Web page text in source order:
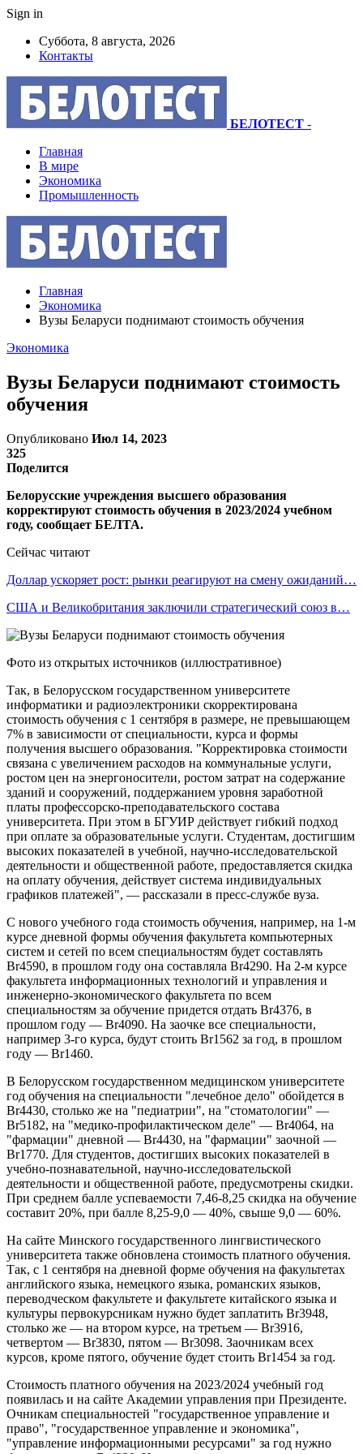
Sign in
Суббота, 8 августа, 2026
Контакты
БЕЛОТЕСТ -
Главная
В мире
Экономика
Промышленность
Главная
Экономика
Вузы Беларуси поднимают стоимость обучения
Экономика
Вузы Беларуси поднимают стоимость
обучения
Опубликовано Июл 14, 2023
325
Поделится
Белорусские учреждения высшего образования
корректируют стоимость обучения в 2023/2024 учебном
году, сообщает БЕЛТА.
Сейчас читают
Доллар ускоряет рост: рынки реагируют на смену ожиданий…
США и Великобритания заключили стратегический союз в…
Фото из открытых источников (иллюстративное)
Так, в Белорусском государственном университете
информатики и радиоэлектроники скорректирована
стоимость обучения с 1 сентября в размере, не превышающем
7% в зависимости от специальности, курса и формы
получения высшего образования. "Корректировка стоимости
связана с увеличением расходов на коммунальные услуги,
ростом цен на энергоносители, ростом затрат на содержание
зданий и сооружений, поддержанием уровня заработной
платы профессорско-преподавательского состава
университета. При этом в БГУИР действует гибкий подход
при оплате за образовательные услуги. Студентам, достигшим
высоких показателей в учебной, научно-исследовательской
деятельности и общественной работе, предоставляется скидка
на оплату обучения, действует система индивидуальных
графиков платежей", — рассказали в пресс-службе вуза.
С нового учебного года стоимость обучения, например, на 1-м
курсе дневной формы обучения факультета компьютерных
систем и сетей по всем специальностям будет составлять
Br4590, в прошлом году она составляла Br4290. На 2-м курсе
факультета информационных технологий и управления и
инженерно-экономического факультета по всем
специальностям за обучение придется отдать Br4376, в
прошлом году — Br4090. На заочке все специальности,
например 3-го курса, будут стоить Br1562 за год, в прошлом
году — Br1460.
В Белорусском государственном медицинском университете
год обучения на специальности "лечебное дело" обойдется в
Br4430, столько же на "педиатрии", на "стоматологии" —
Br5182, на "медико-профилактическом деле" — Br4064, на
"фармации" дневной — Br4430, на "фармации" заочной —
Br1770. Для студентов, достигших высоких показателей в
учебно-познавательной, научно-исследовательской
деятельности и общественной работе, предусмотрены скидки.
При среднем балле успеваемости 7,46-8,25 скидка на обучение
составит 20%, при балле 8,25-9,0 — 40%, свыше 9,0 — 60%.
На сайте Минского государственного лингвистического
университета также обновлена стоимость платного обучения.
Так, с 1 сентября на дневной форме обучения на факультетах
английского языка, немецкого языка, романских языков,
переводческом факультете и факультете китайского языка и
культуры первокурсникам нужно будет заплатить Br3948,
столько же — на втором курсе, на третьем — Br3916,
четвертом — Br3830, пятом — Br3098. Заочникам всех
курсов, кроме пятого, обучение будет стоить Br1454 за год.
Стоимость платного обучения на 2023/2024 учебный год
появилась и на сайте Академии управления при Президенте.
Очникам специальностей "государственное управление и
право", "государственное управление и экономика",
"управление информационными ресурсами" за год нужно